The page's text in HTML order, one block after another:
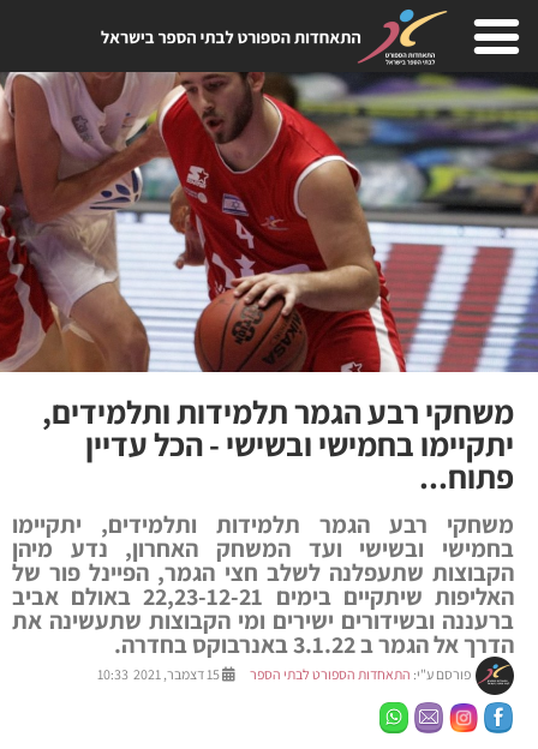
משחקי רבע הגמר תלמידות ותלמידים,
יתקיימו בחמישי ובשישי - הכל עדיין
פתוח...
משחקי רבע הגמר תלמידות ותלמידים, יתקיימו
בחמישי ובשישי ועד המשחק האחרון, נדע מיהן
הקבוצות שתעפלנה לשלב חצי הגמר, הפיינל פור של
האליפות שיתקיים בימים 22,23-12-21 באולם אביב
ברעננה ובשידורים ישירים ומי הקבוצות שתעשינה את
הדרך אל הגמר ב 3.1.22 באנרבוקס בחדרה.
פורסם ע"י: התאחדות הספורט לבתי הספר